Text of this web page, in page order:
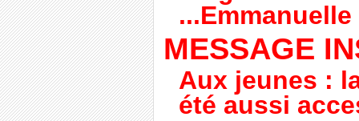
MESSAGE
Aux jeunes :
été aussi